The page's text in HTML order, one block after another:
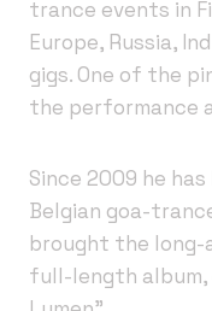
trance events in
Europe, Russia,
gigs. One of the
the performance
Since 2009 he
Belgian goa-
brought the long-
full-length album,